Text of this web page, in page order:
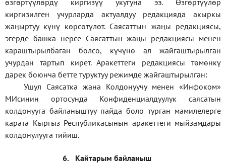
өзгөртүүлөрдү киргизүү укугуна ээ. Өзгөртүүлөр
киргизилген учурларда актуалдуу редакцияда акыркы
жаңыртуу күнү көрсөтүлөт. Саясаттын жаңы редакциясы,
эгерде башка нерсе Саясаттын жаңы редакциясы менен
караштырылбаган болсо, күчүнө ал жайгаштырылган
учурдан тартып кирет. Аракеттеги редакциясы төмөнкү
дарек боюнча бетте туруктуу режимде жайгаштырылган:
Ушул Саясатка жана Колдонуучу менен «Инфоком»
МИсинин ортосунда Конфиденциалдуулук саясатын
колдонууга байланыштуу пайда боло турган мамилелерге
карата Кыргыз Республикасынын аракеттеги мыйзамдары
колдонулууга тийиш.
6. Кайтарым байланыш